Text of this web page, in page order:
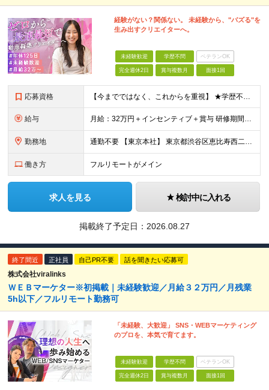
経験がない？関係ない。 未経験から、"バズる"を
生み出すクリエイターへ。
未経験歓迎 学歴不問 ベテランOK
完全週休2日 賞与複数月 面接1回
応募資格 【今までではなく、これからを重視】 ★学歴不問 ★職種未経験歓迎 ★業種未経験歓迎 ★社会人未経験歓迎 ★第二新卒歓迎 ★ブランクOK ★動画編集・デザイン制作の勉強を独学でしている方など ※基礎的
給与 月給：32万円＋インセンティブ＋賞与 研修期間中：月給25万円～ ＼ 頑張りはしっかり評価！ ／ 研修期間中でも、スキルの習得状況や成果に応じて月給27万円へ昇給が可能です。 【研修期間】 期
勤務地 通勤不要 【東京本社】 東京都渋谷区恵比寿西二丁目8番4号 EX恵比寿西ビル5階
働き方 フルリモートがメイン
求人を見る 検討中に入れる
掲載終了予定日： 2026.08.27
終了間近 正社員 自己PR不要 話を聞きたい応募可
株式会社viralinks
ＷＥＢマーケター※初掲載｜未経験歓迎／月給３２万円／月残業
5h以下／フルリモート勤務可
「未経験、大歓迎」 SNS・WEBマーケティング
のプロを、本気で育てます。
未経験歓迎 学歴不問 ベテランOK
完全週休2日 賞与複数月 面接1回